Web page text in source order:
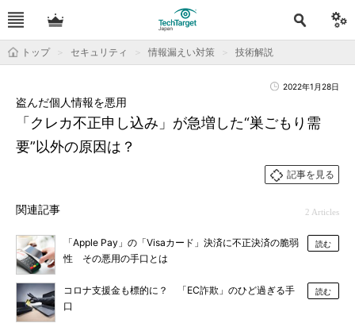
トップ セキュリティ 情報漏えい対策 技術解説
2022年1月28日
「クレカ不正申し込み」が急増した“巣ごもり需
要”以外の原因は？
盗んだ個人情報を悪用
記事を見る
関連記事 2 Articles
「Apple Pay」の「Visaカード」決済に不正決済の脆弱
性 その悪用の手口とは
読む
コロナ支援金も標的に？ 「EC詐欺」のひど過ぎる手
口
読む